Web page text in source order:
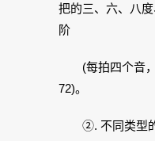
把的三、六、八
阶
(每拍四个音，
72)。
②. 不同类型的